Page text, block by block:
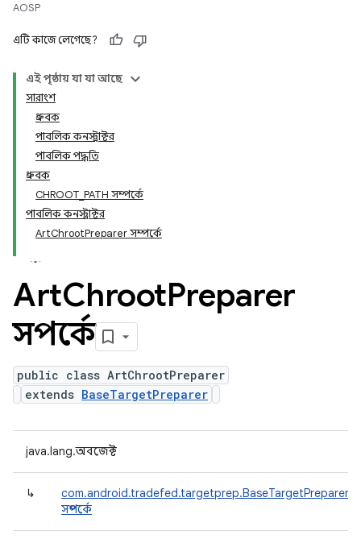
AOSP
এটি কাজে লেগেছে?
এই পৃষ্ঠায় যা যা আছে
সারাংশ
ধ্রুবক
পাবলিক কনস্ট্রাক্টর
পাবলিক পদ্ধতি
ধ্রুবক
CHROOT_PATH সম্পর্কে
পাবলিক কনস্ট্রাক্টর
ArtChrootPreparer সম্পর্কে
ArtChrootPreparer
সম্পর্কে
public class ArtChrootPreparer
extends BaseTargetPreparer
java.lang.অবজেক্ট
↳
com.android.tradefed.targetprep.BaseTargetPreparer
সম্পর্কে